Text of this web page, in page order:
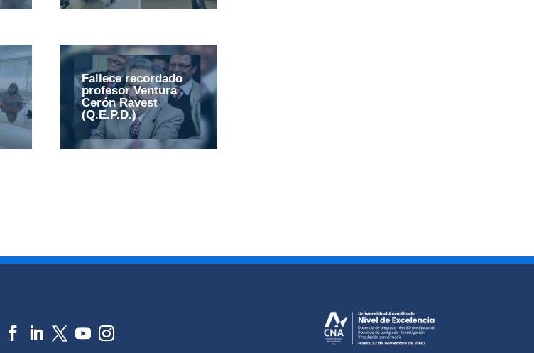
Fallece recordado
profesor Ventura
Cerón Ravest
(Q.E.P.D.)